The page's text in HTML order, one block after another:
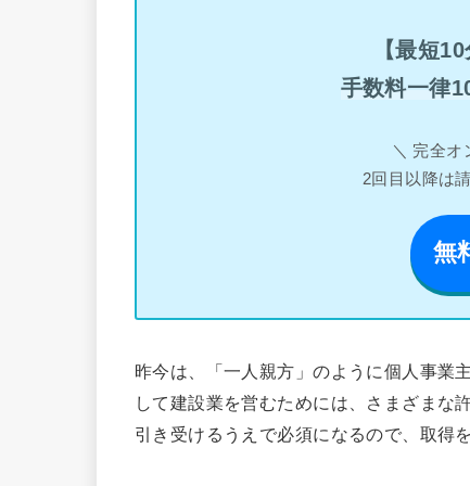
【最短
手数料一律
＼ 完全オ
2回目以降は
無
昨今は、「一人親方」のように個人事業
して建設業を営むためには、さまざまな
引き受けるうえで必須になるので、取得